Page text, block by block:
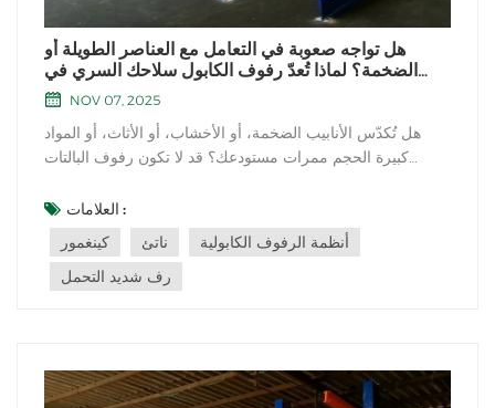
هل تواجه صعوبة في التعامل مع العناصر الطويلة أو
الضخمة؟ لماذا تُعدّ رفوف الكابول سلاحك السري في
مستودعك؟
NOV 07, 2025
هل تُكدّس الأنابيب الضخمة، أو الأخشاب، أو الأثاث، أو المواد
كبيرة الحجم ممرات مستودعك؟ قد لا تكون رفوف البالتات
رفوف الكابول: الحل الأمثل للتخزين الصناعي. دعونا نستكشف
مزاياها الفريدة والحالات التي تتألق فيها. المزايا الرئيسية لأنظمة
الرفو...
العلامات :
كينغمور
ناتئ
أنظمة الرفوف الكابولية
رف شديد التحمل